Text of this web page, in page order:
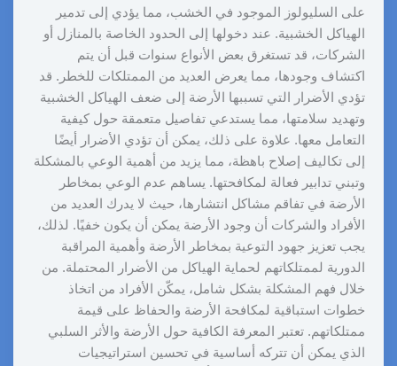
على السليولوز الموجود في الخشب، مما يؤدي إلى تدمير
الهياكل الخشبية. عند دخولها إلى الحدود الخاصة بالمنازل أو
الشركات، قد تستغرق بعض الأنواع سنوات قبل أن يتم
اكتشاف وجودها، مما يعرض العديد من الممتلكات للخطر. قد
تؤدي الأضرار التي تسببها الأرضة إلى ضعف الهياكل الخشبية
وتهديد سلامتها، مما يستدعي تفاصيل متعمقة حول كيفية
التعامل معها. علاوة على ذلك، يمكن أن تؤدي الأضرار أيضًا
إلى تكاليف إصلاح باهظة، مما يزيد من أهمية الوعي بالمشكلة
وتبني تدابير فعالة لمكافحتها. يساهم عدم الوعي بمخاطر
الأرضة في تفاقم مشاكل انتشارها، حيث لا يدرك العديد من
الأفراد والشركات أن وجود الأرضة يمكن أن يكون خفيًا. لذلك،
يجب تعزيز جهود التوعية بمخاطر الأرضة وأهمية المراقبة
الدورية لممتلكاتهم لحماية الهياكل من الأضرار المحتملة. من
خلال فهم المشكلة بشكل شامل، يمكّن الأفراد من اتخاذ
خطوات استباقية لمكافحة الأرضة والحفاظ على قيمة
ممتلكاتهم. تعتبر المعرفة الكافية حول الأرضة والأثر السلبي
الذي يمكن أن تتركه أساسية في تحسين استراتيجيات